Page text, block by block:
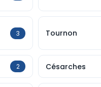
3 Tournon
2 Césarches